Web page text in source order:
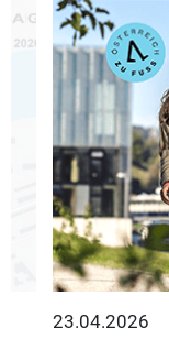
23.04.2026